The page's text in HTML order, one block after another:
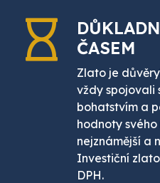
ČASEM
Zlato je
vždy spojovali
bohatstvím a
hodnoty
nejznámější a
Investiční
DPH.